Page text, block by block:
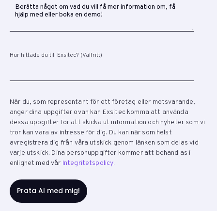
Hur hittade du till Exsitec? (Valfritt)
När du, som representant för ett företag eller motsvarande,
anger dina uppgifter ovan kan Exsitec komma att använda
dessa uppgifter för att skicka ut information och nyheter som vi
tror kan vara av intresse för dig. Du kan när som helst
avregistrera dig från våra utskick genom länken som delas vid
varje utskick. Dina personuppgifter kommer att behandlas i
enlighet med vår Integritetspolicy.